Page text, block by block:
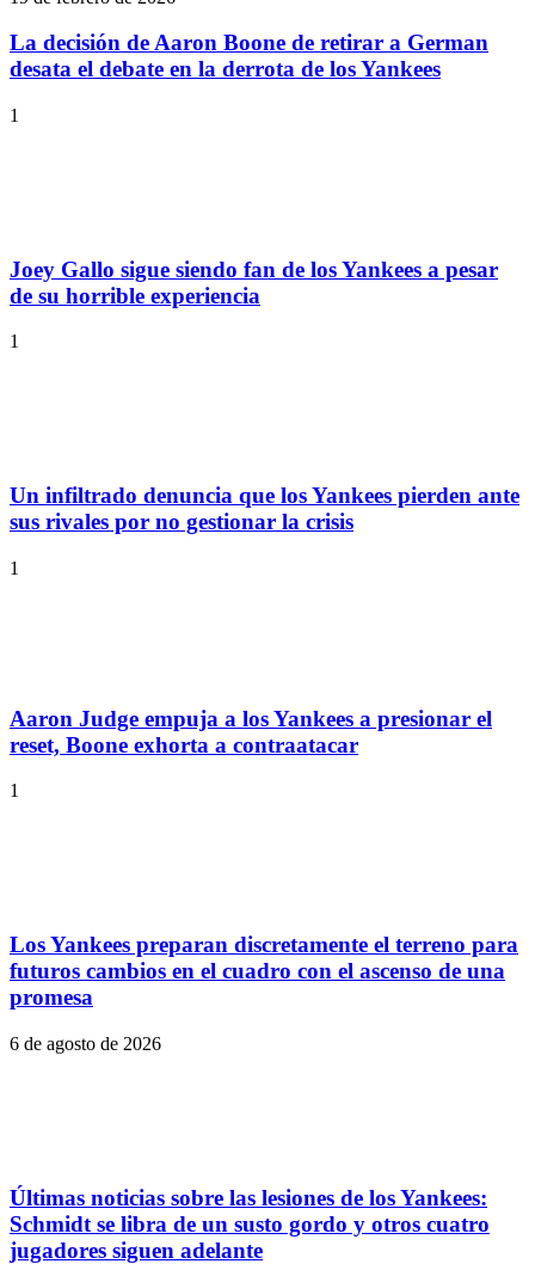
La decisión de Aaron Boone de retirar a German
desata el debate en la derrota de los Yankees
1
Joey Gallo sigue siendo fan de los Yankees a pesar
de su horrible experiencia
1
Un infiltrado denuncia que los Yankees pierden ante
sus rivales por no gestionar la crisis
1
Aaron Judge empuja a los Yankees a presionar el
reset, Boone exhorta a contraatacar
1
Los Yankees preparan discretamente el terreno para
futuros cambios en el cuadro con el ascenso de una
promesa
6 de agosto de 2026
Últimas noticias sobre las lesiones de los Yankees:
Schmidt se libra de un susto gordo y otros cuatro
jugadores siguen adelante